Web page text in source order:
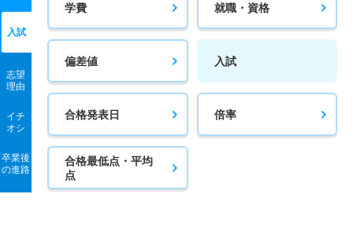
入試
志望
理由
イチ
オシ
卒業後
の進路
学費 就職・資格
偏差値 入試
合格発表日 倍率
合格最低点・平均
点